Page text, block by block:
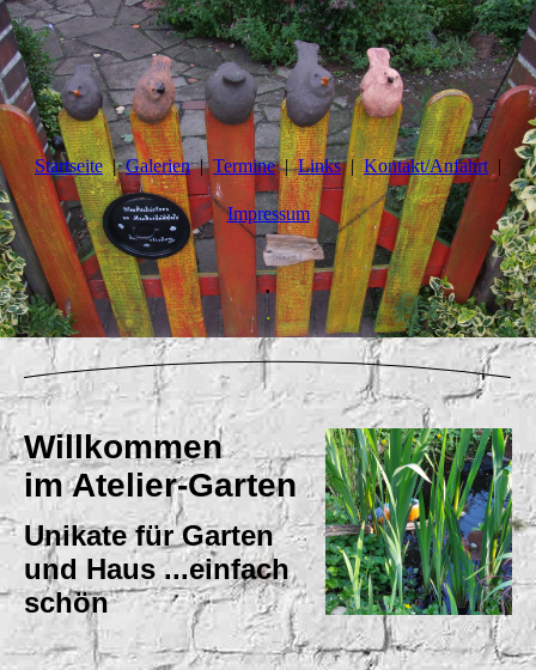
Startseite Galerien Termine Links Kontakt/Anfahrt
Impressum
.
.
Willkommen
im Atelier-Garten
Unikate für Garten
und Haus ...einfach
schön